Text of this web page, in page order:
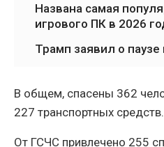
Названа самая
игрового ПК в 2026
Трамп заявил о паузе
В общем, спасены 362
227 транспортных средств.
От ГСЧС привлечено 255